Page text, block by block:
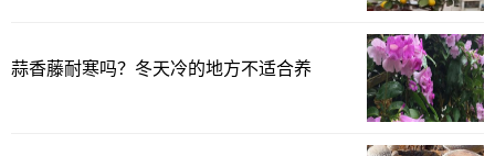
多，可能会导致草莓生长过快，糖分积累不足，从而影响甜度。
因此，合理的施肥管理对于提高草莓的甜度至关重要。水分管理
水分对于草莓的生长和糖分积累也非常重要。适量的水分可以促
进草莓的生长，但是过多的水分可能会导致草莓生长过快，糖分
积累不足。因此，合理的水分管理是保证草莓甜度的关键。病虫
蒜香藤耐寒吗？冬天冷的地方不适合养